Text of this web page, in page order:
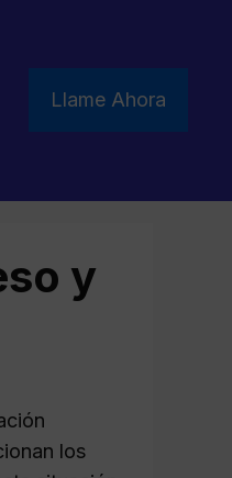
Llame Ahora
y
los